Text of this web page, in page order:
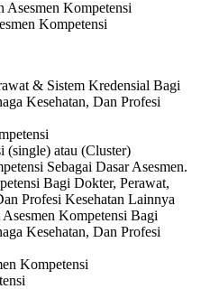
Asesmen Kompetensi
Kompetensi
& Sistem Kredensial Bagi
Kesehatan, Dan Profesi
atau (Cluster)
Sebagai Dasar Asesmen.
Bagi Dokter, Perawat,
Profesi Kesehatan Lainnya
Kompetensi Bagi
Kesehatan, Dan Profesi
Kompetensi